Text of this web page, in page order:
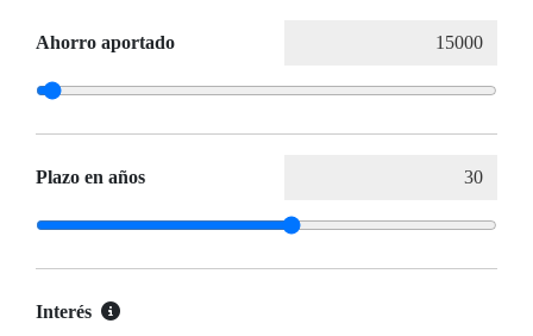
Ahorro aportado
Plazo en años
Interés